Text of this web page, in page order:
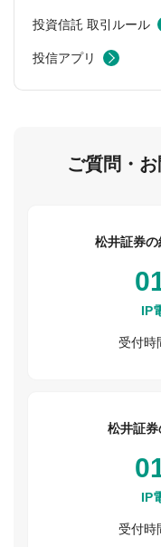
投資信託 取引ルール
投信アプリ
ご質問・
松井証券
IP
受付時
松井証
IP
受付時